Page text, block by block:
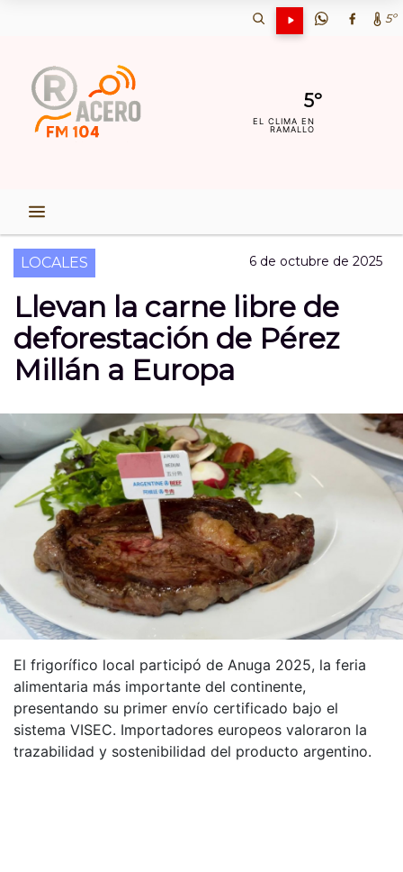
5º
5º
EL CLIMA EN
RAMALLO
LOCALES 6 de octubre de 2025
Llevan la carne libre de
deforestación de Pérez
Millán a Europa
El frigorífico local participó de Anuga 2025, la feria
alimentaria más importante del continente,
presentando su primer envío certificado bajo el
sistema VISEC. Importadores europeos valoraron la
trazabilidad y sostenibilidad del producto argentino.